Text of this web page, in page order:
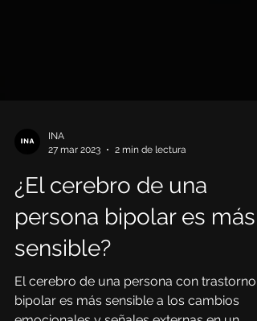
INA
2 min de lectura
¿El cerebro de una
persona bipolar es más
sensible?